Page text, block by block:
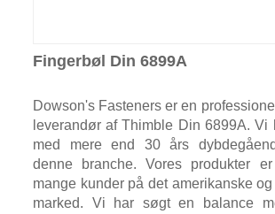
Fingerbøl Din 6899A
Dowson's Fasteners er en
leverandør af Thimble Din 6899A. Vi
med mere end 30 års
denne branche. Vores produkter
mange kunder på det amerikanske
marked. Vi har søgt en balance